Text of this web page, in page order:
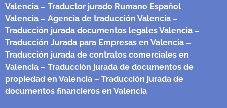
Valencia – Traductor jurado Rumano Español
Valencia – Agencia de traducción Valencia –
Traducción jurada documentos legales Valencia –
Traducción Jurada para Empresas en Valencia –
Traducción jurada de contratos comerciales en
Valencia – Traducción jurada de documentos de
propiedad en Valencia – Traducción jurada de
documentos financieros en Valencia